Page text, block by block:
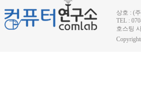
상호 : (
TEL :
호스팅